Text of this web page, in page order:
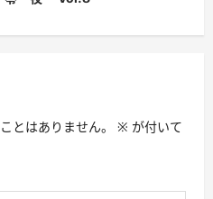
とはありません。 ※ が付いて